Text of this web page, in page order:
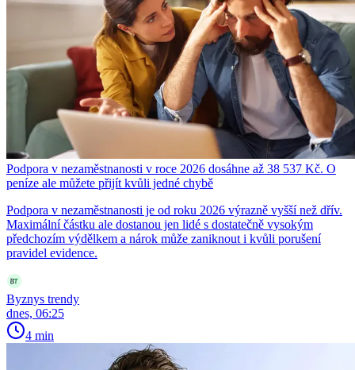
Podpora v nezaměstnanosti v roce 2026 dosáhne až 38 537 Kč. O
peníze ale můžete přijít kvůli jedné chybě
Podpora v nezaměstnanosti je od roku 2026 výrazně vyšší než dřív.
Maximální částku ale dostanou jen lidé s dostatečně vysokým
předchozím výdělkem a nárok může zaniknout i kvůli porušení
pravidel evidence.
Byznys trendy
dnes, 06:25
4 min